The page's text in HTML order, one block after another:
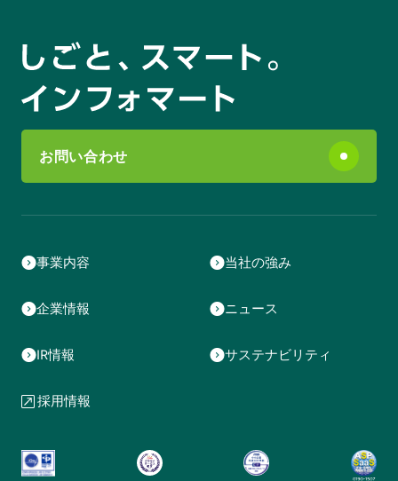
お問い合わせ
事業内容 当社の強み
企業情報 ニュース
IR情報 サステナビリティ
採用情報